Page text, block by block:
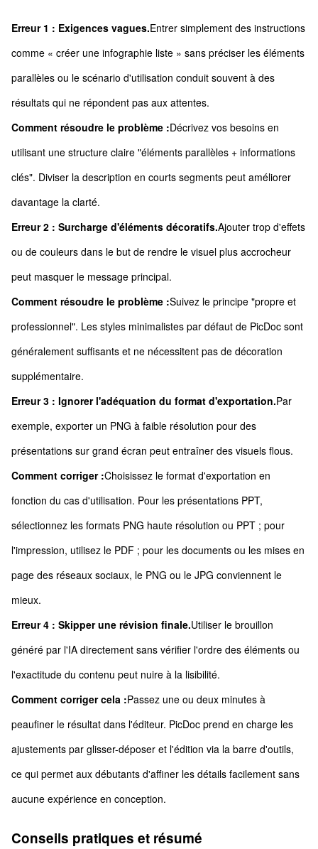
Erreur 1 : Exigences vagues.Entrer simplement des instructions
comme « créer une infographie liste » sans préciser les éléments
parallèles ou le scénario d'utilisation conduit souvent à des
résultats qui ne répondent pas aux attentes.
Comment résoudre le problème :Décrivez vos besoins en
utilisant une structure claire "éléments parallèles + informations
clés". Diviser la description en courts segments peut améliorer
davantage la clarté.
Erreur 2 : Surcharge d'éléments décoratifs.Ajouter trop d'effets
ou de couleurs dans le but de rendre le visuel plus accrocheur
peut masquer le message principal.
Comment résoudre le problème :Suivez le principe "propre et
professionnel". Les styles minimalistes par défaut de PicDoc sont
généralement suffisants et ne nécessitent pas de décoration
supplémentaire.
Erreur 3 : Ignorer l'adéquation du format d'exportation.Par
exemple, exporter un PNG à faible résolution pour des
présentations sur grand écran peut entraîner des visuels flous.
Comment corriger :Choisissez le format d'exportation en
fonction du cas d'utilisation. Pour les présentations PPT,
sélectionnez les formats PNG haute résolution ou PPT ; pour
l'impression, utilisez le PDF ; pour les documents ou les mises en
page des réseaux sociaux, le PNG ou le JPG conviennent le
mieux.
Erreur 4 : Skipper une révision finale.Utiliser le brouillon
généré par l'IA directement sans vérifier l'ordre des éléments ou
l'exactitude du contenu peut nuire à la lisibilité.
Comment corriger cela :Passez une ou deux minutes à
peaufiner le résultat dans l'éditeur. PicDoc prend en charge les
ajustements par glisser-déposer et l'édition via la barre d'outils,
ce qui permet aux débutants d'affiner les détails facilement sans
aucune expérience en conception.
Conseils pratiques et résumé